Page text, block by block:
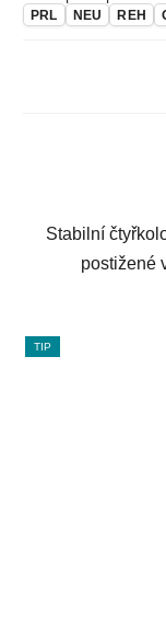
PRL NEU REH
Stabilní
postižené
TIP